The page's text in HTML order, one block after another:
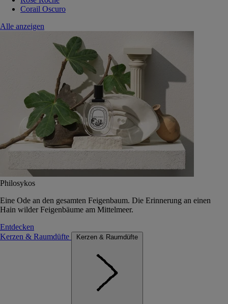
Corail Oscuro
Alle anzeigen
Philosykos
Eine Ode an den gesamten Feigenbaum. Die Erinnerung an einen
Hain wilder Feigenbäume am Mittelmeer.
Entdecken
Kerzen & Raumdüfte
Kerzen & Raumdüfte